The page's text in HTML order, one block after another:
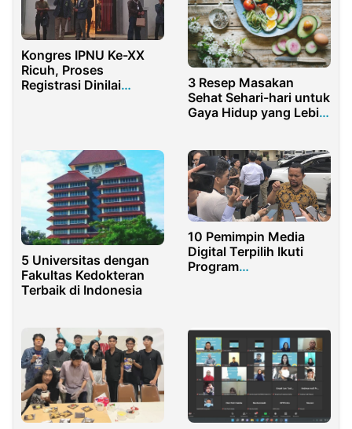
Kongres IPNU Ke-XX
Ricuh, Proses
Registrasi Dinilai
3 Resep Masakan
Sehat Sehari-hari untuk
Gaya Hidup yang Lebih
5 Universitas dengan
Fakultas Kedokteran
Terbaik di Indonesia
10 Pemimpin Media
Digital Terpilih Ikuti
Program